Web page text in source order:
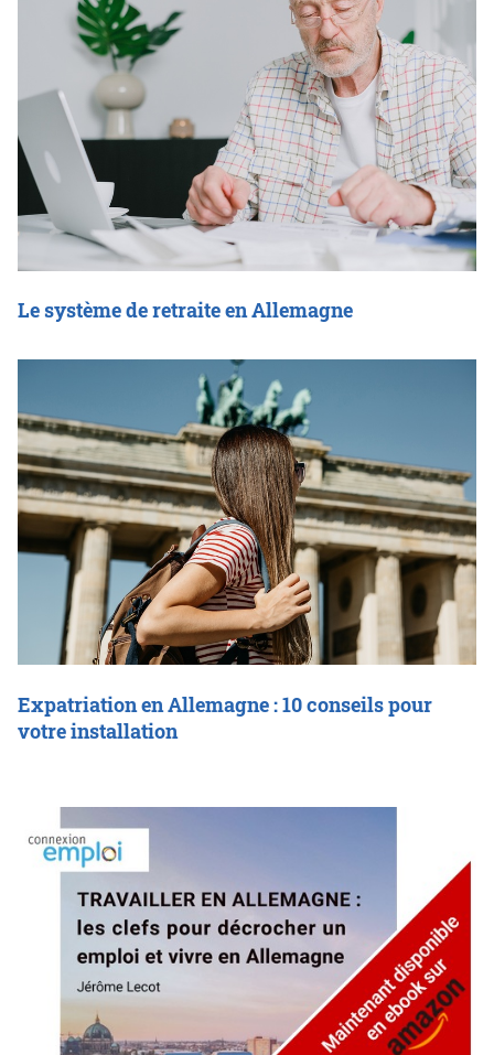
Le système de retraite en Allemagne
Expatriation en Allemagne : 10 conseils pour
votre installation